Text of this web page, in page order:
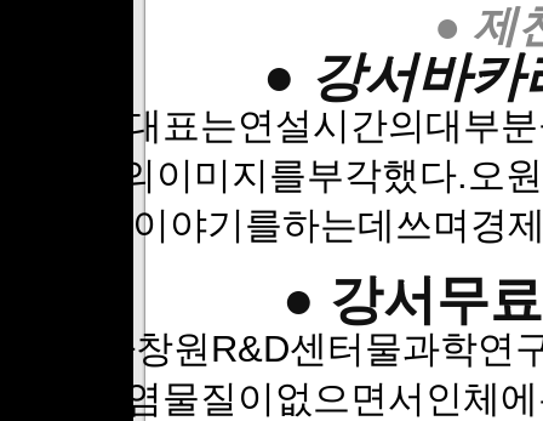
● 제
● 강서바카
오원내대표는연설시간의대부
안정당의이미지를부각했다.오
이야기를하는데쓰며경
● 강서무
LG전자창원R&D센터물과학연
같은오염물질이없으면서인체